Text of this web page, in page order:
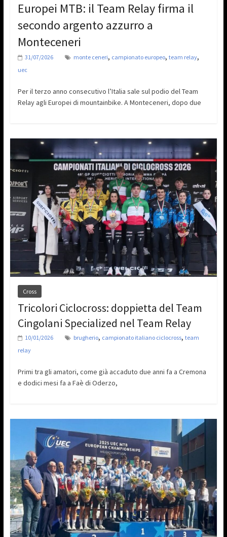
Europei MTB: il Team Relay firma il
secondo argento azzurro a
Monteceneri
31/07/2026 monte ceneri, campionato europeo, team relay,
uec
Per il terzo anno consecutivo l’Italia sale sul podio del Team
Relay agli Europei di mountainbike. A Monteceneri, dopo due
Cross
Tricolori Ciclocross: doppietta del Team
Cingolani Specialized nel Team Relay
10/01/2026 brugherio, campionato italiano ciclocross, team
relay
Primi tra gli amatori, come già accaduto due anni fa a Cremona
e dodici mesi fa a Faè di Oderzo,